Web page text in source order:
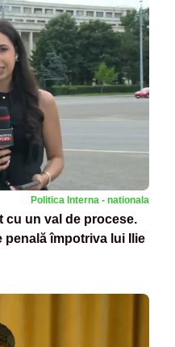
Politica Interna - nationala
cu un val de procese.
penală împotriva lui Ilie